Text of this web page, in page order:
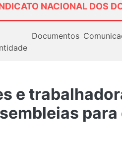
NACIONAL DOS
Documentos
e